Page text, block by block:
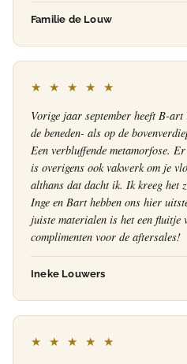
Familie de Louw
★ ★ ★ ★ ★
Vorige jaar september heeft B-
de beneden- als op de
Een verbluffende metamorfose.
is overigens ook vakwerk om je
althans dat dacht ik. Ik kreeg het
Inge en Bart hebben ons hier
juiste materialen is het een fluitje
complimenten voor de aftersales!
Ineke Louwers
★ ★ ★ ★ ★